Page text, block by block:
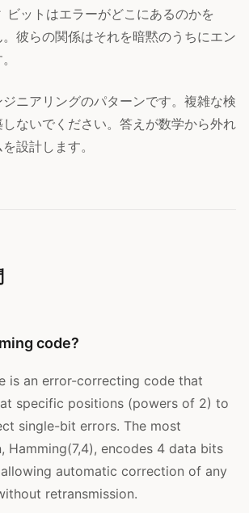
ビットはエラーがどこにあるのかを
。彼らの関係はそれを暗黙のうちにエン
ニアリングのパターンです。複雑な検
ないでください。答えが数学から外れ
設計します。
code?
is an error-correcting code that
specific positions (powers of 2) to
single-bit errors. The most
Hamming(7,4), encodes 4 data bits
automatic correction of any
retransmission.